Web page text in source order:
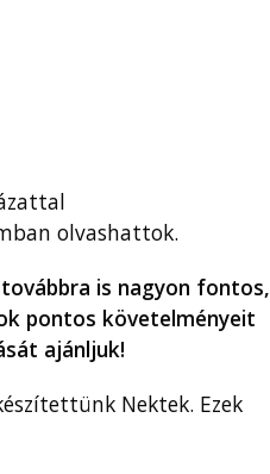
olvashattok.
is nagyon fontos,
pontos követelményeit
ajánljuk!
Nektek. Ezek